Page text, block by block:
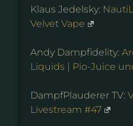
Klaus Jedelsky:
Velvet Vape
Andy Dampfidelity:
Liquids | Pio-Juice
DampfPlauderer TV:
Livestream #47